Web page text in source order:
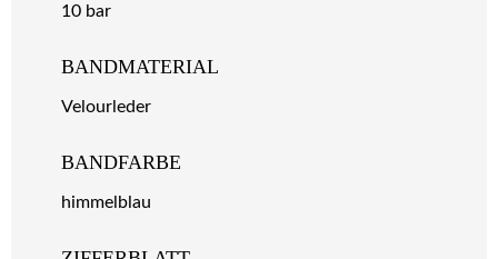
10 bar
BANDMATERIAL
Velourleder
BANDFARBE
himmelblau